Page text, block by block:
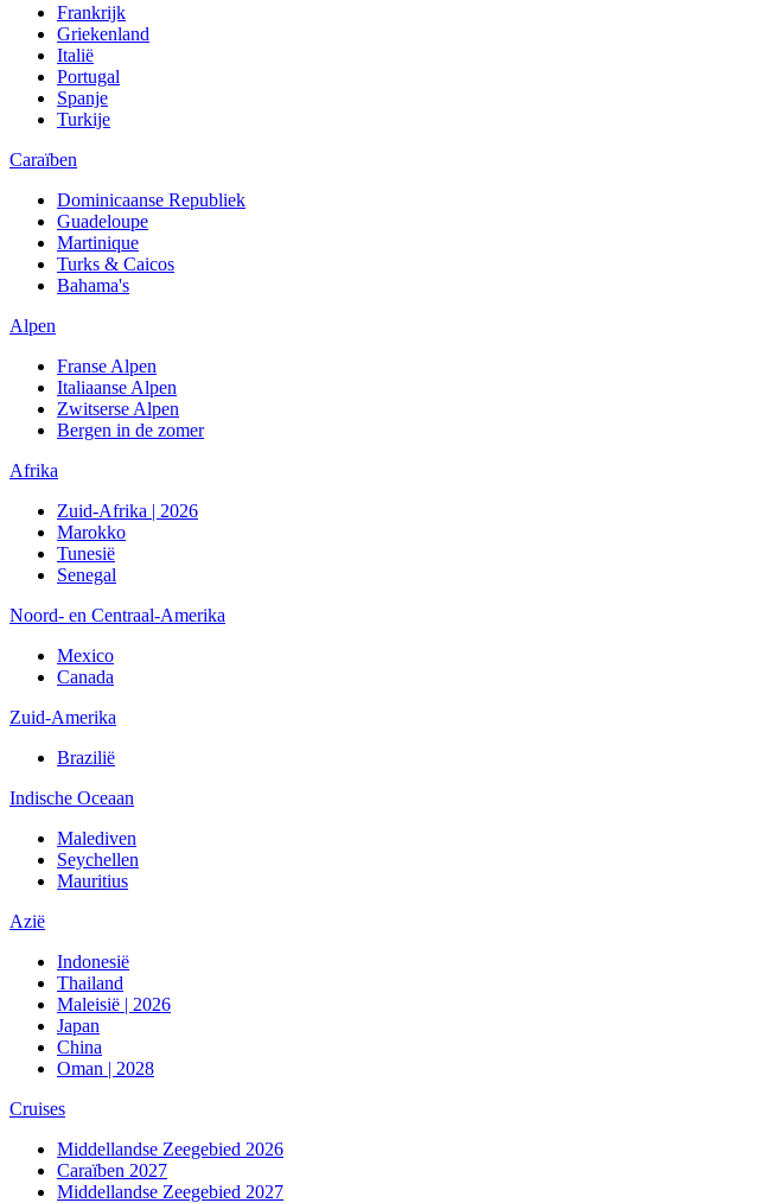
Frankrijk
Griekenland
Italië
Portugal
Spanje
Turkije
Caraïben
Dominicaanse Republiek
Guadeloupe
Martinique
Turks & Caicos
Bahama's
Alpen
Franse Alpen
Italiaanse Alpen
Zwitserse Alpen
Bergen in de zomer
Afrika
Zuid-Afrika | 2026
Marokko
Tunesië
Senegal
Noord- en Centraal-Amerika
Mexico
Canada
Zuid-Amerika
Brazilië
Indische Oceaan
Malediven
Seychellen
Mauritius
Azië
Indonesië
Thailand
Maleisië | 2026
Japan
China
Oman | 2028
Cruises
Middellandse Zeegebied 2026
Caraïben 2027
Middellandse Zeegebied 2027